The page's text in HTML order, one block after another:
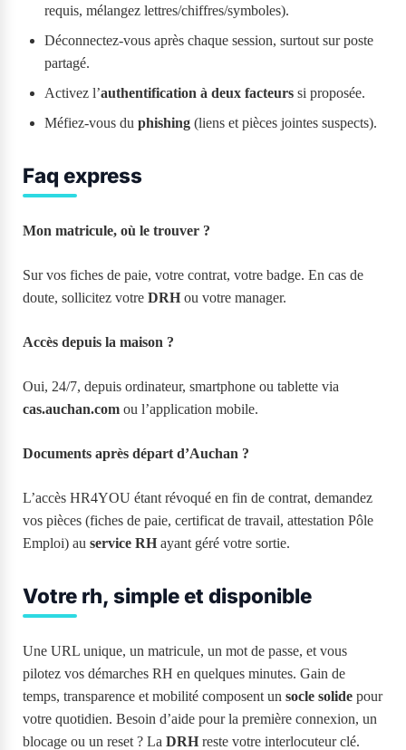
requis, mélangez lettres/chiffres/symboles).
Déconnectez-vous après chaque session, surtout sur poste
partagé.
Activez l’authentification à deux facteurs si proposée.
Méfiez-vous du phishing (liens et pièces jointes suspects).
Faq express
Mon matricule, où le trouver ?
Sur vos fiches de paie, votre contrat, votre badge. En cas de
doute, sollicitez votre DRH ou votre manager.
Accès depuis la maison ?
Oui, 24/7, depuis ordinateur, smartphone ou tablette via
cas.auchan.com ou l’application mobile.
Documents après départ d’Auchan ?
L’accès HR4YOU étant révoqué en fin de contrat, demandez
vos pièces (fiches de paie, certificat de travail, attestation Pôle
Emploi) au service RH ayant géré votre sortie.
Votre rh, simple et disponible
Une URL unique, un matricule, un mot de passe, et vous
pilotez vos démarches RH en quelques minutes. Gain de
temps, transparence et mobilité composent un socle solide pour
votre quotidien. Besoin d’aide pour la première connexion, un
blocage ou un reset ? La DRH reste votre interlocuteur clé.